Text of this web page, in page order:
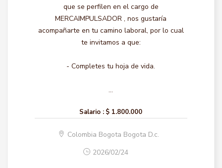
que se perfilen en el cargo de
MERCAIMPULSADOR , nos gustaría
acompañarte en tu camino laboral, por lo cual
te invitamos a que:
- Completes tu hoja de vida.
...
Salario : $ 1.800.000
Colombia Bogota Bogota D.c.
2026/02/24